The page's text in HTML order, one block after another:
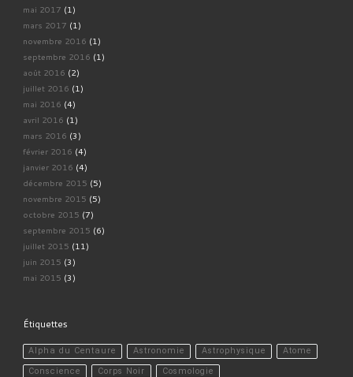
mai 2017 (1)
mars 2017 (1)
novembre 2016 (1)
septembre 2016 (1)
août 2016 (2)
juillet 2016 (1)
mai 2016 (4)
avril 2016 (1)
mars 2016 (3)
février 2016 (4)
janvier 2016 (4)
décembre 2015 (5)
novembre 2015 (5)
octobre 2015 (7)
septembre 2015 (6)
juillet 2015 (11)
juin 2015 (3)
mai 2015 (3)
Étiquettes
Alpha du Centaure Astronomie Astrophysique
Atome
Conscience
Corps Noir
Cosmologie